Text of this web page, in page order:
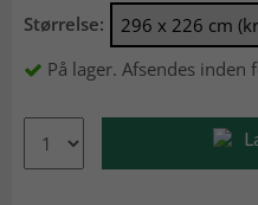
Størrelse:
På lager. Afsendes inden